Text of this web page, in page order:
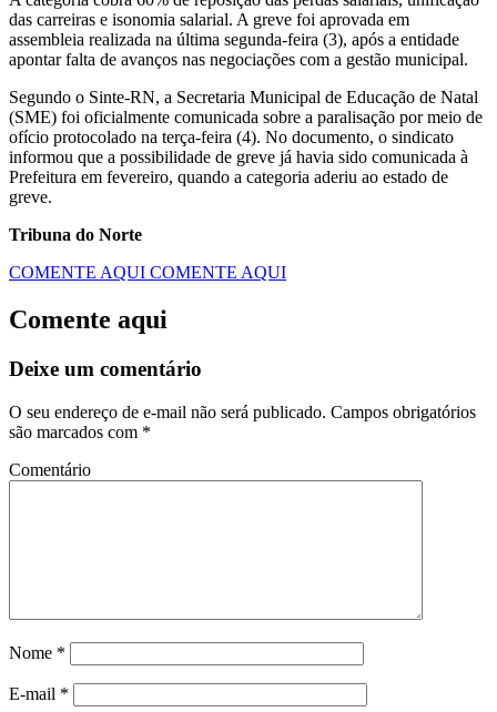
das carreiras e isonomia salarial. A greve foi aprovada em
assembleia realizada na última segunda-feira (3), após a entidade
apontar falta de avanços nas negociações com a gestão municipal.
Segundo o Sinte-RN, a Secretaria Municipal de Educação de Natal
(SME) foi oficialmente comunicada sobre a paralisação por meio de
ofício protocolado na terça-feira (4). No documento, o sindicato
informou que a possibilidade de greve já havia sido comunicada à
Prefeitura em fevereiro, quando a categoria aderiu ao estado de
greve.
Tribuna do Norte
COMENTE AQUI COMENTE AQUI
Comente aqui
Deixe um comentário
O seu endereço de e-mail não será publicado. Campos obrigatórios
são marcados com *
Comentário
Nome *
E-mail *